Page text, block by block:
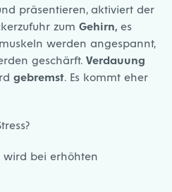
präsentieren, aktiviert der
zum Gehirn, es
werden angespannt,
geschärft. Verdauung
gebremst. Es kommt eher
wird bei erhöhten